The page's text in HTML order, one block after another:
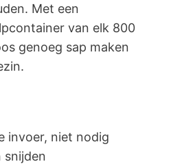
Met een
van elk 800
genoeg sap maken
invoer, niet nodig
snijden